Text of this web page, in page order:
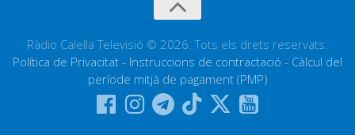
Ràdio Calella Televisió © 2026. Tots els drets reservats.
Política de Privacitat - Instruccions de contractació - Càlcul del
període mitjà de pagament (PMP)